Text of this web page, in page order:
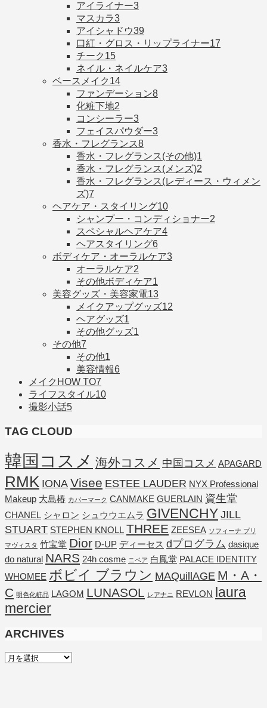
アイライナー3
マスカラ3
アイシャドウ39
口紅・グロス・リップライナー17
チーク 15
ネイル・ネイルケア3
ベースメイク 14
ファンデーション8
化粧下地2
コンシーラー3
フェイスパウダー3
香水・フレグランス8
香水・フレグランス(その他)1
香水・フレグランス(メンズ)2
香水・フレグランス(レディース・ウィメン
ズ)7
ヘアケア・スタイリング10
シャンプー・コンディショナー2
スペシャルヘアケア4
ヘアスタイリング6
ボディケア・オーラルケア3
オーラルケア2
その他ボディケア1
美容グッズ・美容家電13
メイクアップグッズ12
ヘアグッズ1
その他グッズ1
その他7
その他1
美容情報6
メイクHOW TO7
ライフスタイル10
撮影小話5
TAG CLOUD
韓国コスメ 海外コスメ 中国コスメ APAGARD
RMK IONAVisee ESTEE LAUDER NYX Professional
Makeup 大島椿 カバーマーク CANMAKE GUERLAIN 資生堂
CHANEL シャロン シュウウエムラ GIVENCHYJILL
STUART STEPHEN KNOLL THREE ZEESEA ソフィーナ プリ
マヴィスタ 竹宝堂 Dior D-UP ディーセス dプログラム dasique
do natural NARS 24h cosme ニベア 白鳳堂 PALACE IDENTITY
WHOMEE ボビイ ブラウン MAQuillAGE M・A・
C 明色化粧品 LAGOM LUNASOL レアナニ REVLON laura
mercier
ARCHIVES
ARCHIVES